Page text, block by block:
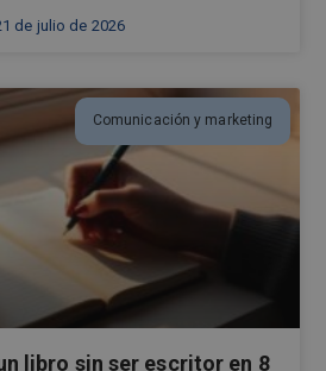
de julio de 2026
Comunicación y marketing
libro sin ser escritor en 8